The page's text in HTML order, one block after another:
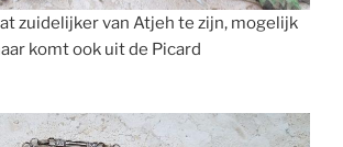
zuidelijker van Atjeh te zijn, mogelijk
komt ook uit de Picard